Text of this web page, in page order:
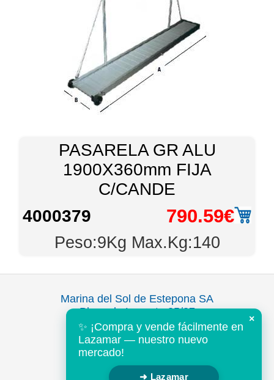
✨ ¡Compra y vende fácilmente en
Lazamar — nuestro nuevo
mercado!
➜ Lazamar
×
PASARELA GR ALU
1900X360mm FIJA
C/CANDE
4000379
790.59€
Peso:9Kg Max.Kg:140
Marina del Sol de Estepona SA
Plaza de Levante 35/37
Puerto Deportivo
Estepona 29680
Malaga, España
Tel: +34 952 802643